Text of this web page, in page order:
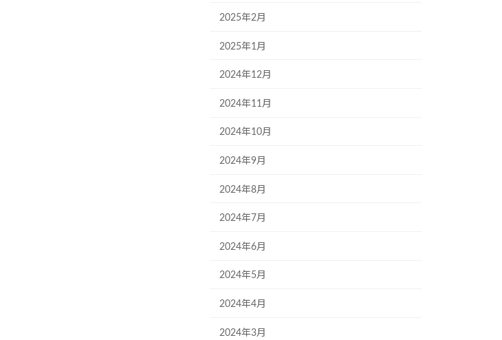
2025年2月
2025年1月
2024年12月
2024年11月
2024年10月
2024年9月
2024年8月
2024年7月
2024年6月
2024年5月
2024年4月
2024年3月